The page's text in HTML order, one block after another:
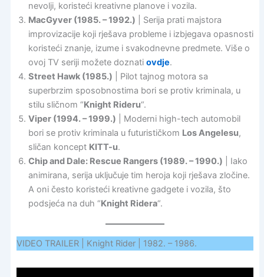
nevolji, koristeći kreativne planove i vozila.
MacGyver (1985. –1992.) | Serija prati majstora
improvizacije koji rješava probleme i izbjegava opasnosti
koristeći znanje, izume i svakodnevne predmete. Više o
ovoj TV seriji možete doznati ovdje.
Street Hawk (1985.) | Pilot tajnog motora sa
superbrzim sposobnostima bori se protiv kriminala, u
stilu sličnom “Knight Rideru“.
Viper (1994. –1999.) | Moderni high-tech automobil
bori se protiv kriminala u futurističkom Los Angelesu,
sličan koncept KITT-u.
Chip and Dale: Rescue Rangers (1989. –1990.) | Iako
animirana, serija uključuje tim heroja koji rješava zločine.
A oni često koristeći kreativne gadgete i vozila, što
podsjeća na duh “Knight Ridera“.
VIDEO TRAILER | Knight Rider | 1982. – 1986.